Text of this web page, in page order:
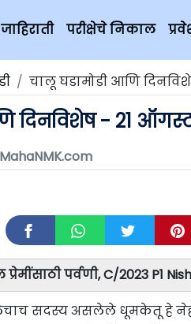
जाहिराती परीक्षेचे निकाल
चालू घडामोडी आणि
दिनविशेष - 21
MahaNMK.com
पर्वणी, C/2023 P1
सदस्य असलेले धूमकेतू हे